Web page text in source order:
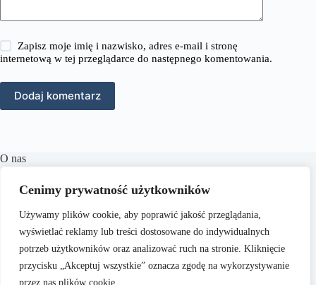
Cenimy prywatność użytkowników
Używamy plików cookie, aby poprawić jakość przeglądania,
wyświetlać reklamy lub treści dostosowane do indywidualnych
potrzeb użytkowników oraz analizować ruch na stronie. Kliknięcie
przycisku „Akceptuj wszystkie” oznacza zgodę na wykorzystywanie
przez nas plików cookie.
Zapisz moje imię i nazwisko, adres e-mail i stronę
internetową w tej przeglądarce do następnego komentowania.
Dodaj komentarz
O nas
różnorodne treści z zakresu prawa karnego, cywilnego,
celem jest dostarczanie aktualnych informacji, praktycznych
porad oraz inspiracji, które wspierają czytelników w
zrozumieniu skomplikowanych zagadnień prawnych i
podejmowaniu świadomych decyzji.